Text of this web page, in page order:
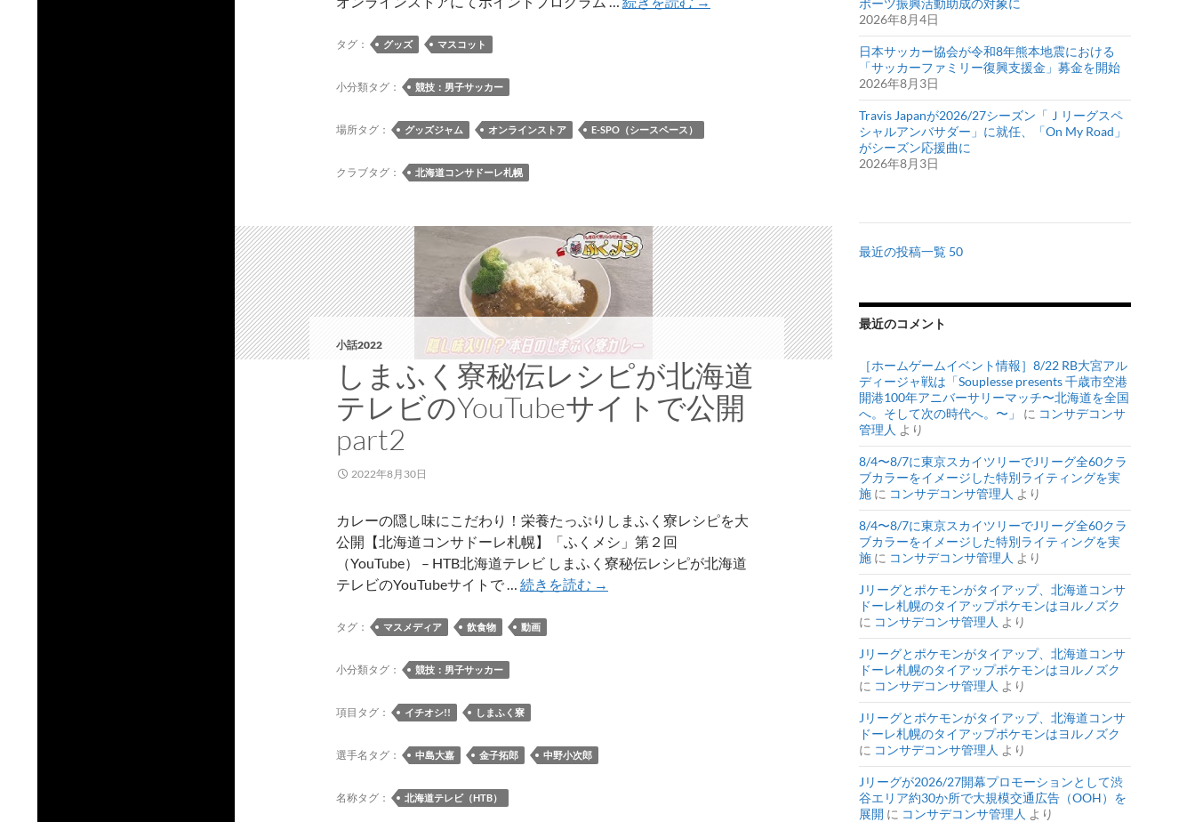
ル
に
NIGHT
グ
ッ
ズ
な
を
販
売
タグ： グッズ マスコット
小分類タグ： 競技：男子サッカー
場所タグ： グッズジャム オンラインストア E-SPO（シースペース）
クラブタグ： 北海道コンサドーレ札幌
小話2022
しまふく寮秘伝レシピが北海道
テレビのYouTubeサイトで公開
part2
2022年8月30日
カレーの隠し味にこだわり！栄養たっぷりしまふく寮レシピを大
公開【北海道コンサドーレ札幌】「ふくメシ」第２回
（YouTube） – HTB北海道テレビ しまふく寮秘伝レシピが北海道
テレビのYouTubeサイトで … 続きを読む し
→
タグ： マスメディア 飲食物 動画
小分類タグ： 競技：男子サッカー
項目タグ： イチオシ!! しまふく寮
選手名タグ： 中島大嘉 金子拓郎 中野小次郎
名称タグ： 北海道テレビ（HTB）
ポーツ振興活動助成の対象に
2026年8月4日
日本サッカー協会が令和8年熊本地震における
「サッカーファミリー復興支援金」募金を開始
2026年8月3日
Travis Japanが2026/27シーズン「Ｊリーグスペ
シャルアンバサダー」に就任、「On My Road」
がシーズン応援曲に
2026年8月3日
最近の投稿一覧 50
最近のコメント
［ホームゲームイベント情報］8/22 RB大宮アル
ディージャ戦は「Souplesse presents 千歳市空港
開港100年アニバーサリーマッチ〜北海道を全国
へ。そして次の時代へ。〜」
に コンサデコンサ
管理人 より
8/4〜8/7に東京スカイツリーでJリーグ全60クラ
ブカラーをイメージした特別ライティングを実
施 に コンサデコンサ管理人 より
8/4〜8/7に東京スカイツリーでJリーグ全60クラ
ブカラーをイメージした特別ライティングを実
施 に コンサデコンサ管理人 より
Jリーグとポケモンがタイアップ、北海道コンサ
ドーレ札幌のタイアップポケモンはヨルノズク
に コンサデコンサ管理人 より
Jリーグとポケモンがタイアップ、北海道コンサ
ドーレ札幌のタイアップポケモンはヨルノズク
に コンサデコンサ管理人 より
Jリーグとポケモンがタイアップ、北海道コンサ
ドーレ札幌のタイアップポケモンはヨルノズク
に コンサデコンサ管理人 より
Jリーグが2026/27開幕プロモーションとして渋
谷エリア約30か所で大規模交通広告（OOH）を
展開 に コンサデコンサ管理人 より